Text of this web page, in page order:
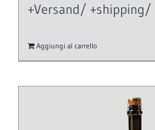
+Versand/ +shipping/
Aggiungi al carrello